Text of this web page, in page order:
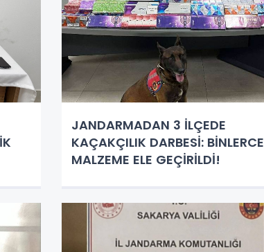
JANDARMADAN 3 İLÇEDE
KAÇAKÇILIK DARBESİ: BİNLERCE
MALZEME ELE GEÇİRİLDİ!